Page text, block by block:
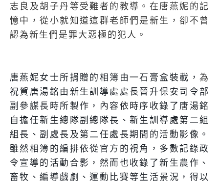
志良及胡子丹等受難者的教導。在唐燕妮的記
憶中，從小就知道這群老師們是新生，卻不曾
認為新生們是罪大惡極的犯人。
唐燕妮女士所捐贈的相簿由一石膏盒裝載， 為
祝賀唐湯銘由新生訓導處處長晉升保安司令部
副參謀長時所製作，內容依時序收錄了唐湯銘
自擔任新生總隊副總隊長、新生訓導處第二組
組長、副處長及第二任處長期間的活動影像。
雖然相簿的編排依從官方的視角，多數記錄政
令宣導的活動合影，然而也收錄了新生農作、
畜牧、編導戲劇、運動比賽等生活景況，得以